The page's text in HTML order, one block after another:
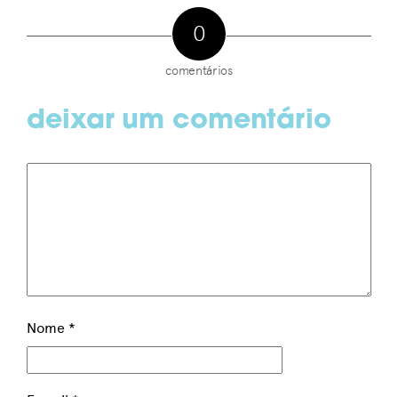
0
comentários
deixar um comentário
Nome *